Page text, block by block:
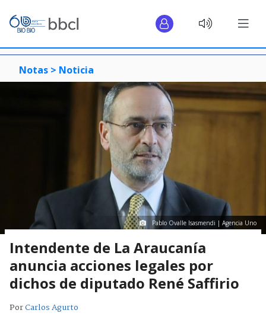
Notas > Noticia
Pablo Ovalle Isasmendi | Agencia Uno
Intendente de La Araucanía
anuncia acciones legales por
dichos de diputado René Saffirio
PorCarlos Agurto